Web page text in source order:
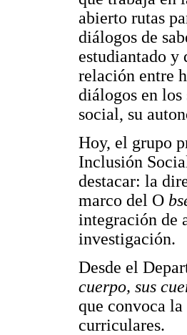
abierto rutas
diálogos de
estudiantado y
relación entre
diálogos en
social, su
Hoy, el grupo
Inclusión
destacar: la
marco del O
integración de
investigación.
Desde el
cuerpo, sus
que convoca
curriculares.